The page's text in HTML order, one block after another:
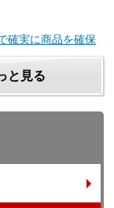
確実に商品を確保
と見る